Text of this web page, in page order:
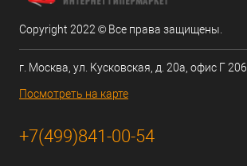
Copyright 2022 © Все права защищены.
г. Москва, ул. Кусковская, д. 20а, офис Г 206
Посмотреть на карте
+7(499)841-00-54